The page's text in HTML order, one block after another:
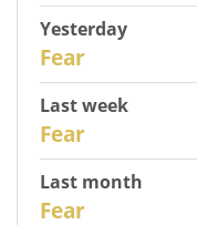
Yesterday
Fear
Last week
Fear
Last month
Fear